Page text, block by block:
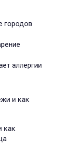
городов
аллергии
и как
как